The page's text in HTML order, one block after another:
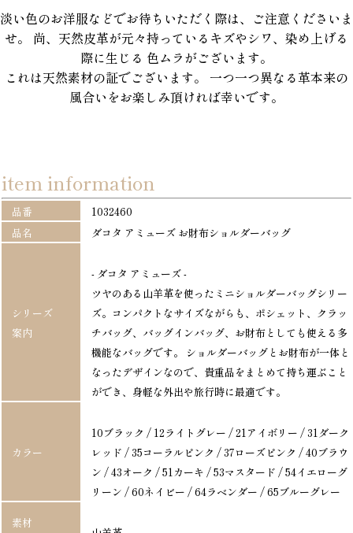
淡い色のお洋服などでお待ちいただく際は、ご注意くださいま
せ。 尚、天然皮革が元々持っているキズやシワ、染め上げる
際に生じる 色ムラがございます。
これは天然素材の証でございます。 一つ一つ異なる革本来の
風合いをお楽しみ頂ければ幸いです。
item information
品番
1032460
品名
ダコタ アミューズ お財布ショルダーバッグ
シリーズ
案内
- ダコタ アミューズ -
ツヤのある山羊革を使ったミニショルダーバッグシリー
ズ。コンパクトなサイズながらも、ポシェット、クラッ
チバッグ、バッグインバッグ、お財布としても使える多
機能なバッグです。 ショルダーバッグとお財布が一体と
なったデザインなので、貴重品をまとめて持ち運ぶこと
ができ、身軽な外出や旅行時に最適です。
カラー
10ブラック / 12ライトグレー / 21アイボリー / 31ダーク
レッド / 35コーラルピンク / 37ローズピンク / 40ブラウ
ン / 43オーク / 51カーキ / 53マスタード / 54イエローグ
リーン / 60ネイビー / 64ラベンダー / 65ブルーグレー
素材